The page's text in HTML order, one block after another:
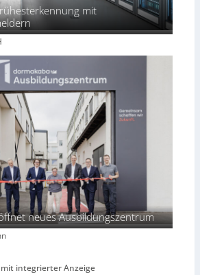
mit
neues Ausbildungszentrum
integrierter Anzeige